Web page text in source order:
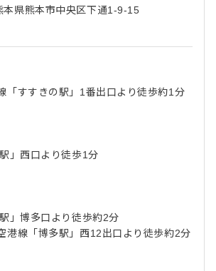
本県熊本市中央区下通1-9-15
「すすきの駅」1番出口より徒歩約1分
」西口より徒歩1分
」博多口より徒歩約2分
港線「博多駅」西12出口より徒歩約2分